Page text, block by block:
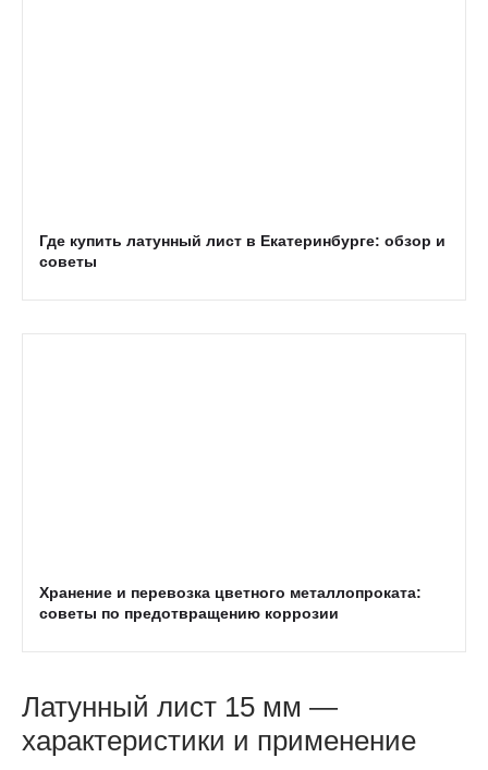
Где купить латунный лист в Екатеринбурге: обзор и
советы
Хранение и перевозка цветного металлопроката:
советы по предотвращению коррозии
Латунный лист 15 мм —
характеристики и применение